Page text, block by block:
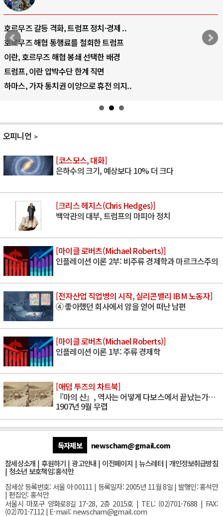
호르무즈 갈등 격화, 트럼프 정치·경제 ..
호르무즈 해협 통행료를 철회한 트럼프
이란, 호르무즈 해협 봉쇄 선택한 배경
트럼프, 이란 압박수단 한계 직면
하마스, 가자 통치권 이양으로 휴전 의지..
오피니언
[코스모스, 대화]
은하수의 크기, 예상보다 10% 더 크다
[크리스 헤지스(Chris Hedges)]
백악관의 대부, 트럼프의 마피아 정치
[마이클 로버츠(Michael Roberts)]
인플레이션 이론 2부: 비주류 경제학과 마르크스주의
[전자산업 직업병의 시작, 실리콘밸리 IBM 노동자]
④ 좋아했던 회사에서 암을 얻어 떠난 남편
[마이클 로버츠(Michael Roberts)]
인플레이션 이론 1부: 주류 경제학
[애덤 투즈의 차트북]
『마의 산』, 역사는 어떻게 다보스에서 끝났는가…
1907년 9월 무렵
독자제보
newscham@gmail.com
참세상소개 | 후원하기 |광고안내 | 이전페이지 | 뉴스레터| 개인정보취급방침
| 청소년 보호책임:홍석만
참세상 등록번호: 서울 아 00111 | 등록일자: 2005년 11월 8일 | 발행인: 홍석만
| 편집인: 홍석만
서울시 마포구 양화로8길 17-28, 2층 2015호| TEL: (02)701-7688 | FAX:
(02)701-7112 | E-mail:newscham@gmail.com